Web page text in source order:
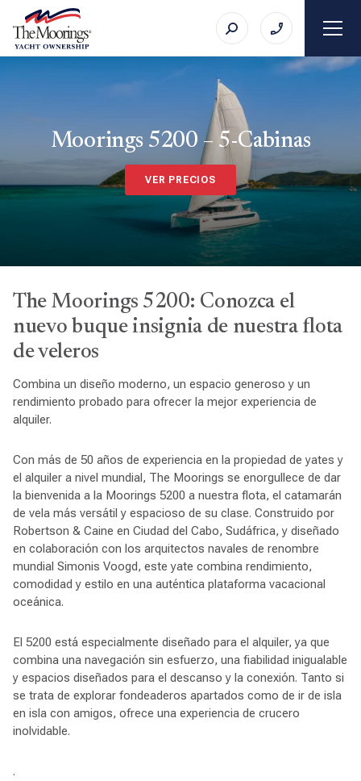
Moorings 5200 – 5-Cabinas
VER PRECIOS
The Moorings 5200: Conozca el
nuevo buque insignia de nuestra flota
de veleros
Combina un diseño moderno, un espacio generoso y un
rendimiento probado para ofrecer la mejor experiencia de
alquiler.
Con más de 50 años de experiencia en la propiedad de yates y
el alquiler a nivel mundial, The Moorings se enorgullece de dar
la bienvenida a la Moorings 5200 a nuestra flota, el catamarán
de vela más versátil y espacioso de su clase. Construido por
Robertson & Caine en Ciudad del Cabo, Sudáfrica, y diseñado
en colaboración con los arquitectos navales de renombre
mundial Simonis Voogd, este yate combina rendimiento,
comodidad y estilo en una auténtica plataforma vacacional
oceánica.
El 5200 está especialmente diseñado para el alquiler, ya que
combina una navegación sin esfuerzo, una fiabilidad inigualable
y espacios diseñados para el descanso y la conexión. Tanto si
se trata de explorar fondeaderos apartados como de ir de isla
en isla con amigos, ofrece una experiencia de crucero
inolvidable.
.